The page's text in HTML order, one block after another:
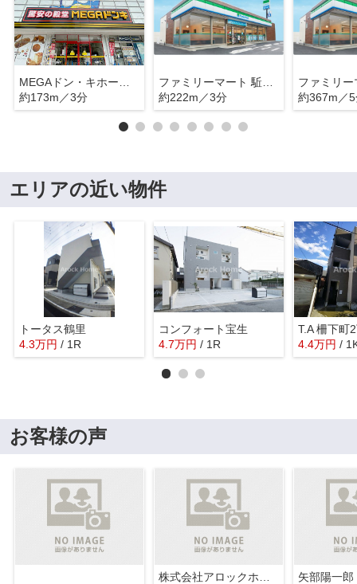
約173m／3分
ファミリーマート 駈上店
約222m／3分
約367m／
エリアの近い物件
トータス鶴里
4.3万円 / 1R
コンフォート宝生
4.7万円 / 1R
T.A 柵下町
4.4万円 /
お客様の声
矢部陽一郎